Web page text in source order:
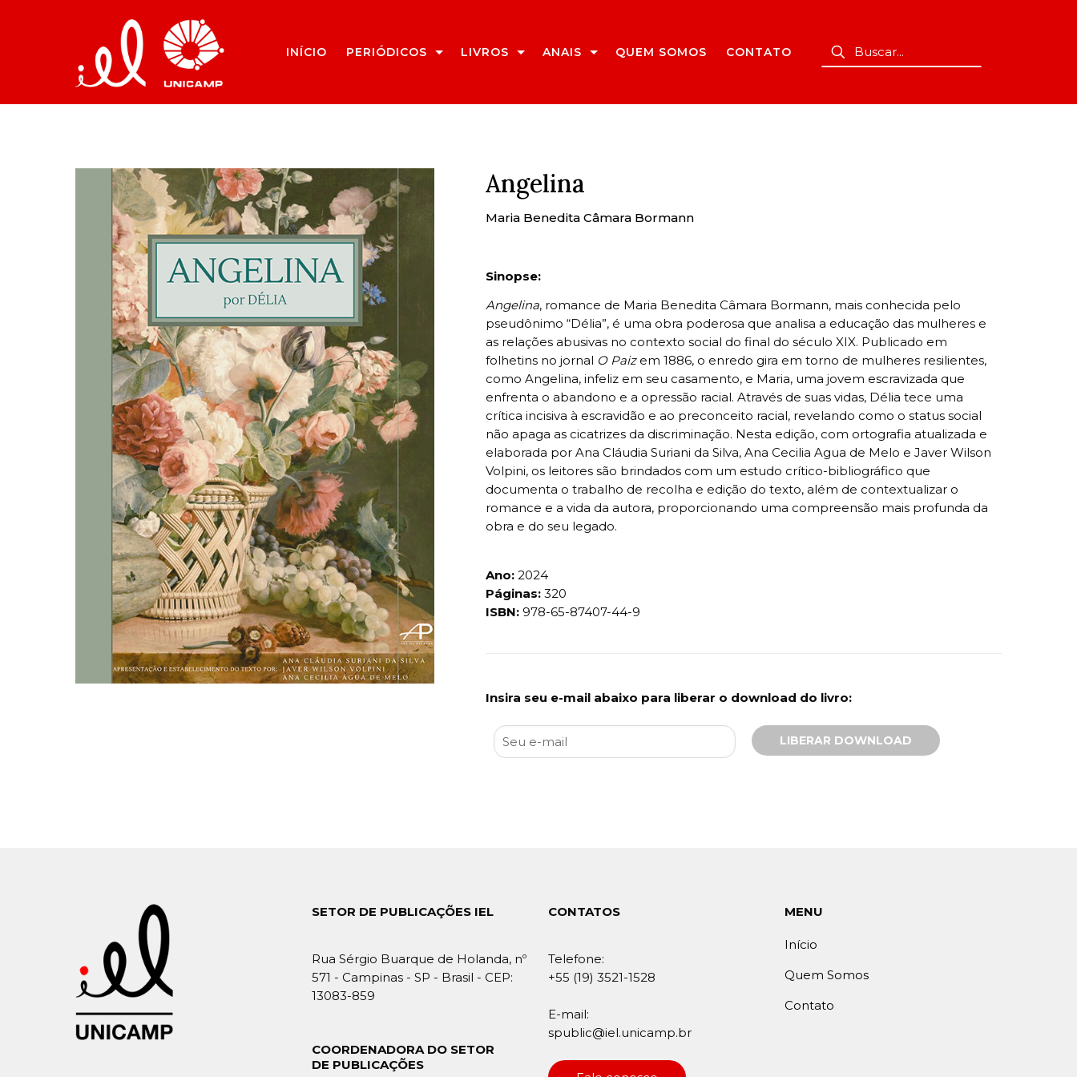
INÍCIO PERIÓDICOS LIVROS ANAIS QUEM SOMOS CONTATO
Angelina
Maria Benedita Câmara Bormann
Sinopse:
Angelina, romance de Maria Benedita Câmara Bormann, mais conhecida pelo
pseudônimo “Délia”, é uma obra poderosa que analisa a educação das mulheres e
as relações abusivas no contexto social do final do século XIX. Publicado em
folhetins no jornal O Paizem 1886, o enredo gira em torno de mulheres resilientes,
como Angelina, infeliz em seu casamento, e Maria, uma jovem escravizada que
enfrenta o abandono e a opressão racial. Através de suas vidas, Délia tece uma
crítica incisiva à escravidão e ao preconceito racial, revelando como o status social
não apaga as cicatrizes da discriminação. Nesta edição, com ortografia atualizada e
elaborada por Ana Cláudia Suriani da Silva, Ana Cecilia Agua de Melo e Javer Wilson
Volpini, os leitores são brindados com um estudo crítico-bibliográfico que
documenta o trabalho de recolha e edição do texto, além de contextualizar o
romance e a vida da autora, proporcionando uma compreensão mais profunda da
obra e do seu legado.
Ano: 2024
Páginas: 320
ISBN: 978-65-87407-44-9
Insira seu e-mail abaixo para liberar o download do livro:
SETOR DE PUBLICAÇÕES IEL
Rua Sérgio Buarque de Holanda, nº
571 - Campinas - SP - Brasil - CEP:
13083-859
COORDENADORA DO SETOR
DE PUBLICAÇÕES
CONTATOS
Telefone:
+55 (19) 3521-1528
E-mail:
spublic@iel.unicamp.br
MENU
Início
Quem Somos
Contato